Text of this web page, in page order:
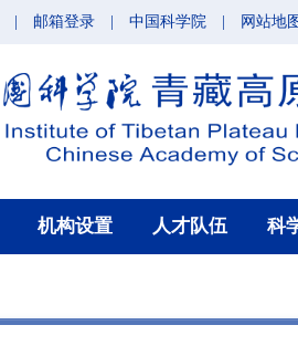
邮箱登录 中国科学院 网站地
机构设置 人才队伍 科